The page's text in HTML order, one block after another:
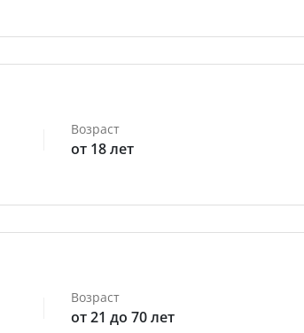
Возраст
от 18 лет
Возраст
от 21 до 70 лет